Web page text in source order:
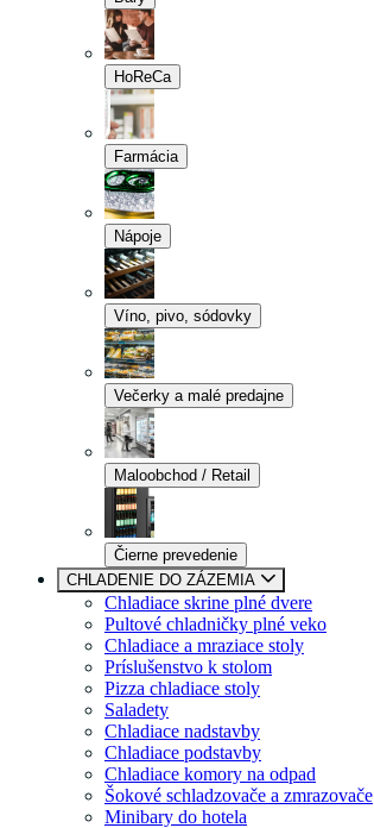
HoReCa
Farmácia
Nápoje
Víno, pivo, sódovky
Večerky a malé predajne
Maloobchod / Retail
Čierne prevedenie
CHLADENIE DO ZÁZEMIA
Chladiace skrine plné dvere
Pultové chladničky plné veko
Chladiace a mraziace stoly
Príslušenstvo k stolom
Pizza chladiace stoly
Saladety
Chladiace nadstavby
Chladiace podstavby
Chladiace komory na odpad
Šokové schladzovače a zmrazovače
Minibary do hotela